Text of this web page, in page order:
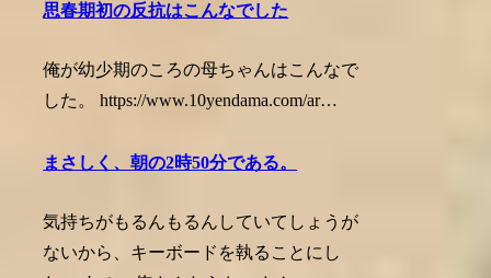
思春期初の反抗はこんなでした
俺が幼少期のころの母ちゃんはこんなで
した。 https://www.10yendama.com/ar…
まさしく、朝の2時50分である。
気持ちがもるんもるんしていてしょうが
ないから、キーボードを執ることにし